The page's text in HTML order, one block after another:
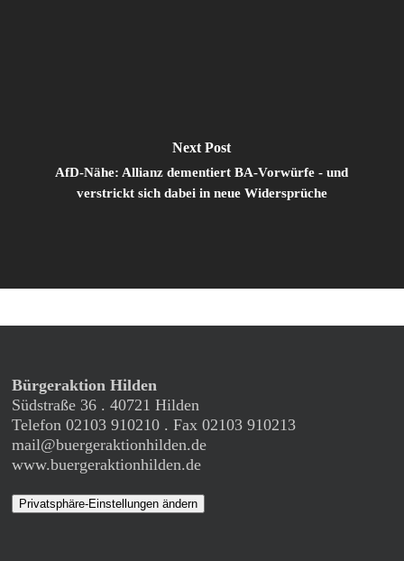
Next Post
AfD-Nähe: Allianz dementiert BA-Vorwürfe - und
verstrickt sich dabei in neue Widersprüche
Bürgeraktion Hilden
Südstraße 36 . 40721 Hilden
Telefon 02103 910210 . Fax 02103 910213
mail@buergeraktionhilden.de
www.buergeraktionhilden.de
Privatsphäre-Einstellungen ändern